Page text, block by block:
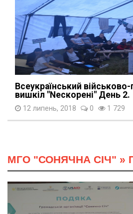
Всеукраїнський
вишкіл "Nескорені" День 2.
12 липень, 2018 0 1 729
МГО "СОНЯЧНА СІЧ" »